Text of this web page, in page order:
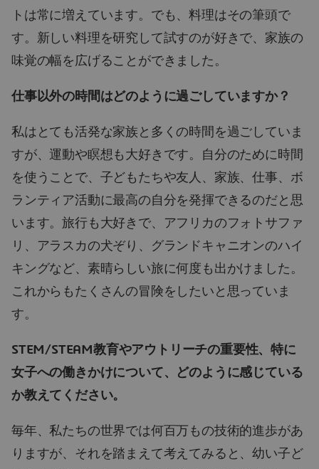
トは常に増えています。でも、料理はその筆頭で
す。新しい料理を研究して試すのが好きで、家族の
味覚の幅を広げることができました。
仕事以外の時間はどのように過ごしていますか？
私はとても活発な家族と多くの時間を過ごしていま
すが、運動や瞑想も大好きです。自分のために時間
を使うことで、子どもたちや友人、家族、仕事、ボ
ランティア活動に最高の自分を発揮できるのだと思
います。旅行も大好きで、アフリカのフォトサファ
リ、アラスカの犬ぞり、グランドキャニオンのハイ
キングなど、素晴らしい旅に何度も出かけました。
これからもたくさんの冒険をしたいと思っていま
す。
STEM/STEAM教育やアウトリーチの重要性、特に
女子への働きかけについて、どのように感じている
か教えてください。
毎年、私たちの世界では何百万もの技術的進歩があ
りますが、それを踏まえて考えてみると、幼い子ど